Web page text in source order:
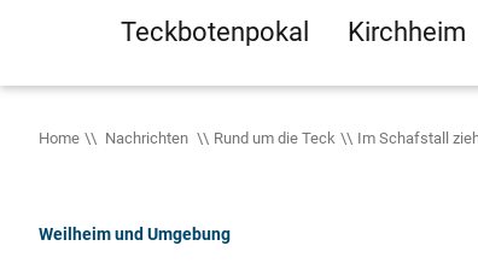
Teckbotenpokal Kirchheim
Home Nachrichten Rund um die Teck Im Schafstall
Weilheim und Umgebung